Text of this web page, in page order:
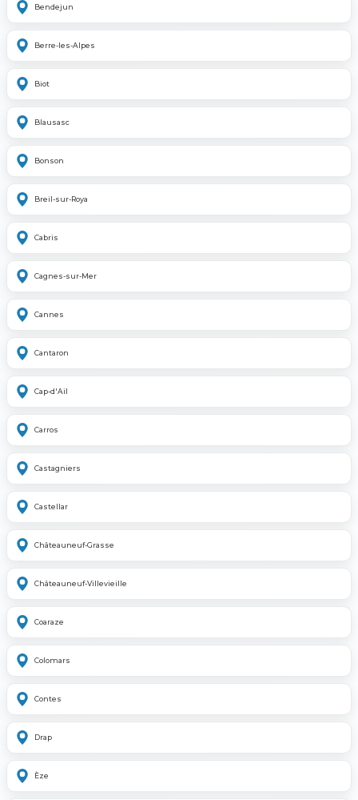
Bendejun
Berre-les-Alpes
Biot
Blausasc
Bonson
Breil-sur-Roya
Cabris
Cagnes-sur-Mer
Cannes
Cantaron
Cap-d'Ail
Carros
Castagniers
Castellar
Châteauneuf-Grasse
Châteauneuf-Villevieille
Coaraze
Colomars
Contes
Drap
Èze